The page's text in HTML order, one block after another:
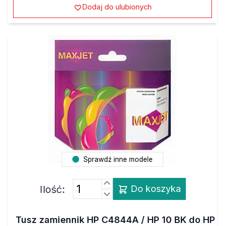
Dodaj do ulubionych
Sprawdź inne modele
Ilość: Do koszyka
Tusz zamiennik HP C4844A / HP 10 BK do HP